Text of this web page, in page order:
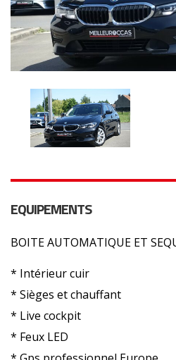
EQUIPEMENTS
BOITE AUTOMATIQUE ET
* Intérieur cuir
* Sièges et chauffant
* Live cockpit
* Feux LED